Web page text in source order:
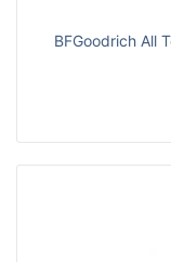
BFGoodrich All